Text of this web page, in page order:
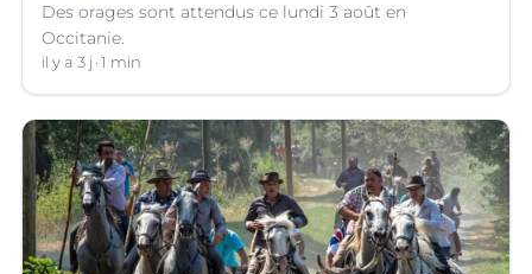
Des orages sont attendus ce lundi 3 août en
Occitanie.
il y a 3 j 1 min